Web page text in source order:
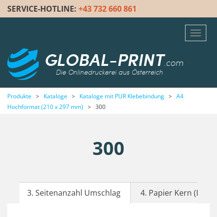
SERVICE-HOTLINE: +43 732 660 861
GLOBAL-PRINT.com
Die Onlinedruckerei aus Österreich
Produkte > Kataloge > Kataloge mit PUR Klebebindung > A4
Hochformat (210 x 297 mm) > 300
300
3. Seitenanzahl Umschlag 4. Papier Kern